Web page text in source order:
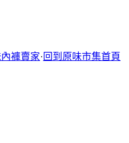
褲賣家·回到原味市集首頁